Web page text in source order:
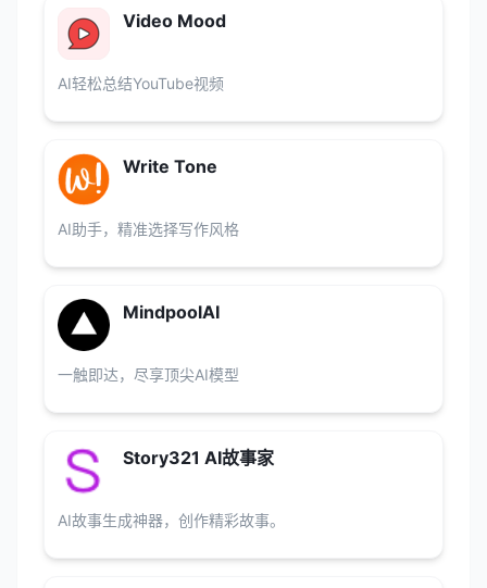
Video Mood
AI轻松总结YouTube视频
Write Tone
AI助手，精准选择写作风格
MindpoolAI
一触即达，尽享顶尖AI模型
Story321 AI故事家
AI故事生成神器，创作精彩故事。